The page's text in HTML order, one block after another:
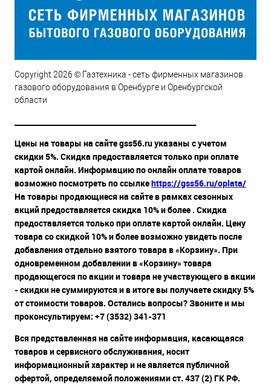
Copyright 2026 © Газтехника - сеть фирменных магазинов
газового оборудования в Оренбурге и Оренбургской
области
Цены на товары на сайте gss56.ru указаны с учетом
скидки 5%. Скидка предоставляется только при оплате
картой онлайн. Информацию по онлайн оплате товаров
возможно посмотреть по ссылкеhttps://gss56.ru/oplata/
На товары продающиеся на сайте в рамках сезонных
акций предоставляется скидка 10% и более . Скидка
предоставляется только при оплате картой онлайн. Цену
товара со скидкой 10% и более возможно увидеть после
добавления отдельно взятого товара в «Корзину». При
одновременном добавлении в «Корзину» товара
продающегося по акции и товара не участвующего в акции
- скидки не суммируются и в итоге вы получаете скидку 5%
от стоимости товаров. Остались вопросы? Звоните и мы
проконсультируем: +7 (3532) 341-371
Вся представленная на сайте информация, касающаяся
товаров и сервисного обслуживания, носит
информационный характер и не является публичной
офертой, определяемой положениями ст. 437 (2) ГК РФ.